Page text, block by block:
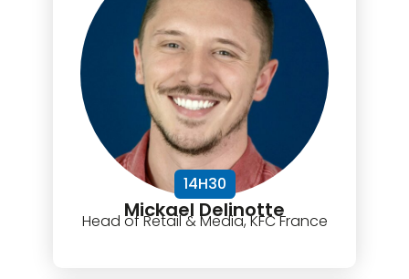
14H30
Mickael Delinotte
Head of Retail & Media, KFC France